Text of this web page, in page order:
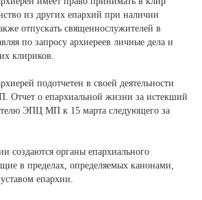
из других епархий при наличии
отпускать священнослужителей в
по запросу архиереев личные дела и
клириков.
подотчетен в своей деятельности
Отчет о епархиальной жизни за истекший
ЭПЦ МП к 15 марта следующего за
создаются органы епархиального
в пределах, определяемых канонами,
епархии.